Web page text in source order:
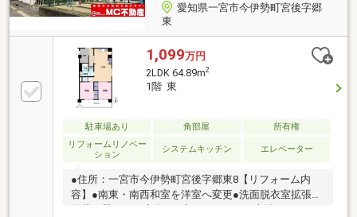
愛知県一宮市今伊勢町宮後字郷
東
1,099万円
2LDK 64.89m2
1階 東
駐車場あり 角部屋
所有権
リフォームリノベー
ション
システムキッチン エレベーター
●住所：一宮市今伊勢町宮後字郷東8【リフォーム内
容】●南東・南西和室を洋室へ変更●洗面脱衣室拡張●
天井・壁クロス交換 ●床フロアタイル上貼り●システ